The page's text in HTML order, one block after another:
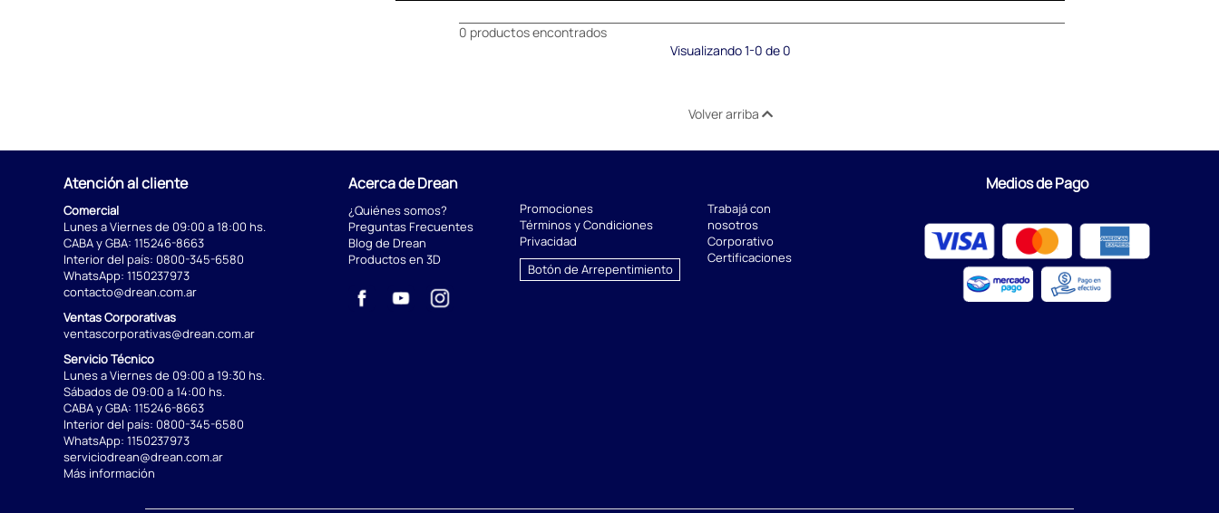
0 productos encontrados
Visualizando 1-0 de 0
Volver arriba
Atención al cliente
Comercial
Lunes a Viernes de 09:00 a 18:00 hs.
CABA y GBA: 115246-8663
Interior del país: 0800-345-6580
WhatsApp: 1150237973
contacto@drean.com.ar
Ventas Corporativas
ventascorporativas@drean.com.ar
Servicio Técnico
Lunes a Viernes de 09:00 a 19:30 hs.
Sábados de 09:00 a 14:00 hs.
CABA y GBA: 115246-8663
Interior del país: 0800-345-6580
WhatsApp: 1150237973
serviciodrean@drean.com.ar
Más información
Acerca de Drean
¿Quiénes somos?
Preguntas Frecuentes
Blog de Drean
Productos en 3D
Promociones
Términos y Condiciones
Privacidad
Botón de Arrepentimiento
Trabajá con
nosotros
Corporativo
Certificaciones
Medios de Pago